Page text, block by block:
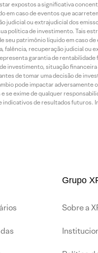
expostos a significativa
caso de eventos que
ou extrajudicial dos
de investimento. Tais
patrimônio líquido em caso
recuperação judicial ou
garantia de
investimento, situação
de tomar uma decisão de
pode impactar
se exime de qualquer
de resultados
Grupo
Sobre a